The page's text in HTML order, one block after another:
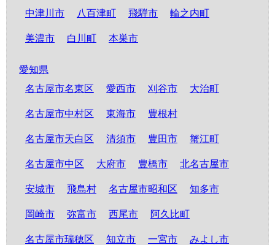
中津川市 八百津町 飛騨市 輪之内町
美濃市 白川町 本巣市
愛知県
名古屋市名東区
愛西市 刈谷市 大治町
名古屋市中村区 東海市 豊根村
名古屋市天白区 清須市 豊田市 蟹江町
名古屋市中区 大府市 豊橋市 北名古屋市
安城市 飛島村 名古屋市昭和区 知多市
岡崎市 弥富市 西尾市 阿久比町
名古屋市瑞穂区 知立市 一宮市 みよし市